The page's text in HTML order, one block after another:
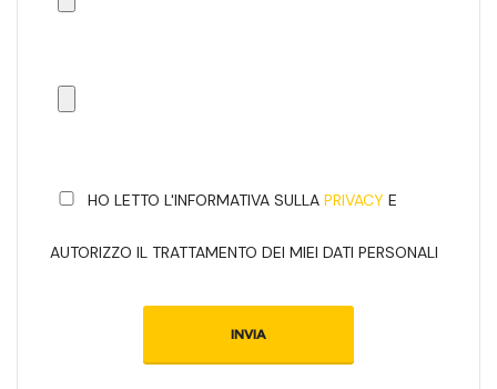
HO LETTO L'INFORMATIVA SULLA PRIVACY E
AUTORIZZO IL TRATTAMENTO DEI MIEI DATI PERSONALI